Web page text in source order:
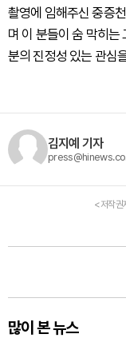
촬영에 임해주신 중증
며 이 분들이 숨 막히는
분의 진정성 있는 관심
김지예 기자
<저작권
많이 본 뉴스